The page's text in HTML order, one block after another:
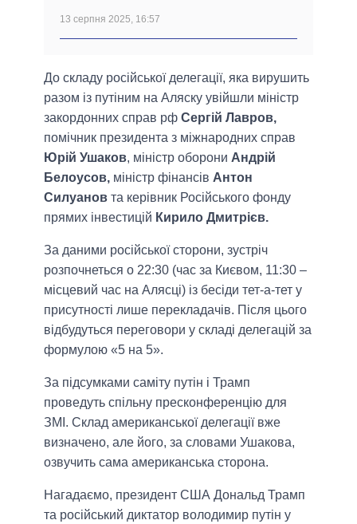
13 серпня 2025, 16:57
До складу російської делегації, яка вирушить
разом із путіним на Аляску увiйшли міністр
закордонних справ рф Сергій Лавров,
помічник президента з міжнародних справ
Юрій Ушаков, міністр оборони Андрій
Белоусов, міністр фінансів Антон
Силуанов та керівник Російського фонду
прямих інвестицій Кирило Дмитрієв.
За даними росiйської сторони, зустріч
розпочнеться о 22:30 (час за Києвом, 11:30 –
місцевий час на Алясці) із бесіди тет-а-тет у
присутності лише перекладачів. Після цього
відбудуться переговори у складі делегацій за
формулою «5 на 5».
За підсумками саміту путін і Трамп
проведуть спільну пресконференцію для
ЗМІ. Склад американської делегації вже
визначено, але його, за словами Ушакова,
озвучить сама американська сторона.
Нагадаємо, президент США Дональд Трамп
та російський диктатор володимир путін у